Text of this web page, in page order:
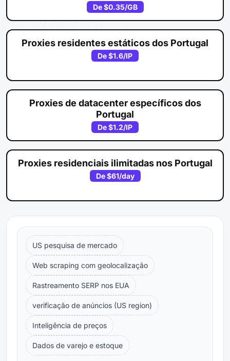
De$0.35/GB
Proxies residentes estáticos dos Portugal
De$1.6/IP
Proxies de datacenter específicos dos
Portugal
De$1.2/IP
Proxies residenciais ilimitadas nos Portugal
De$61/day
US pesquisa de mercado
Web scraping com geolocalização
Rastreamento SERP nos EUA
verificação de anúncios (US region)
Inteligência de preços
Dados de varejo e estoque